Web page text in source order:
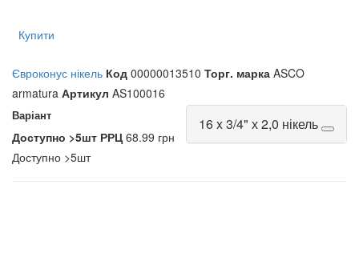
Купити
Євроконус нікель Код 00000013510 Торг. марка ASCO
armatura Артикул AS100016
Варіант 16 x 3/4" х 2,0 нікель
Доступно >5шт РРЦ68.99 грн
Доступно >5шт